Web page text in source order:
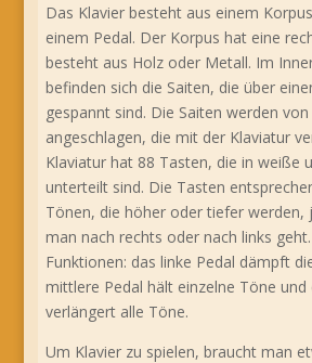
Das Klavier besteht aus einem
einem Pedal. Der Korpus hat eine
besteht aus Holz oder Metall. Im
befinden sich die Saiten, die über
gespannt sind. Die Saiten werden
angeschlagen, die mit der Klaviatur
Klaviatur hat 88 Tasten, die in weiße
unterteilt sind. Die Tasten
Tönen, die höher oder tiefer werden,
man nach rechts oder nach links
Funktionen: das linke Pedal dämpft
mittlere Pedal hält einzelne Töne und
verlängert alle Töne.
Um Klavier zu spielen, braucht man